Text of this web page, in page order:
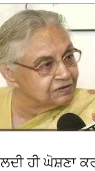
ਹੀ ਘੋਸ਼ਣਾ ਕਰ